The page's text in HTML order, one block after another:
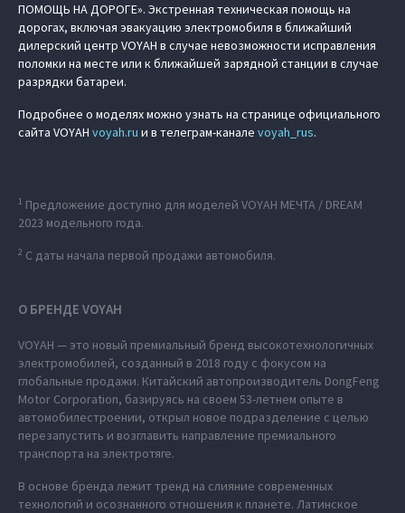
ПОМОЩЬ НА ДОРОГЕ». Экстренная техническая помощь на
дорогах, включая эвакуацию электромобиля в ближайший
дилерский центр VOYAH в случае невозможности исправления
поломки на месте или к ближайшей зарядной станции в случае
разрядки батареи.
Подробнее о моделях можно узнать на странице официального
сайта VOYAH voyah.ru и в телеграм-канале voyah_rus.
1 Предложение доступно для моделей VOYAH МЕЧТА / DREAM
2023 модельного года.
2 C даты начала первой продажи автомобиля.
О БРЕНДЕ VOYAH
VOYAH — это новый премиальный бренд высокотехнологичных
электромобилей, созданный в 2018 году с фокусом на
глобальные продажи. Китайский автопроизводитель DongFeng
Motor Corporation, базируясь на своем 53-летнем опыте в
автомобилестроении, открыл новое подразделение с целью
перезапустить и возглавить направление премиального
транспорта на электротяге.
В основе бренда лежит тренд на слияние современных
технологий и осознанного отношения к планете. Латинское